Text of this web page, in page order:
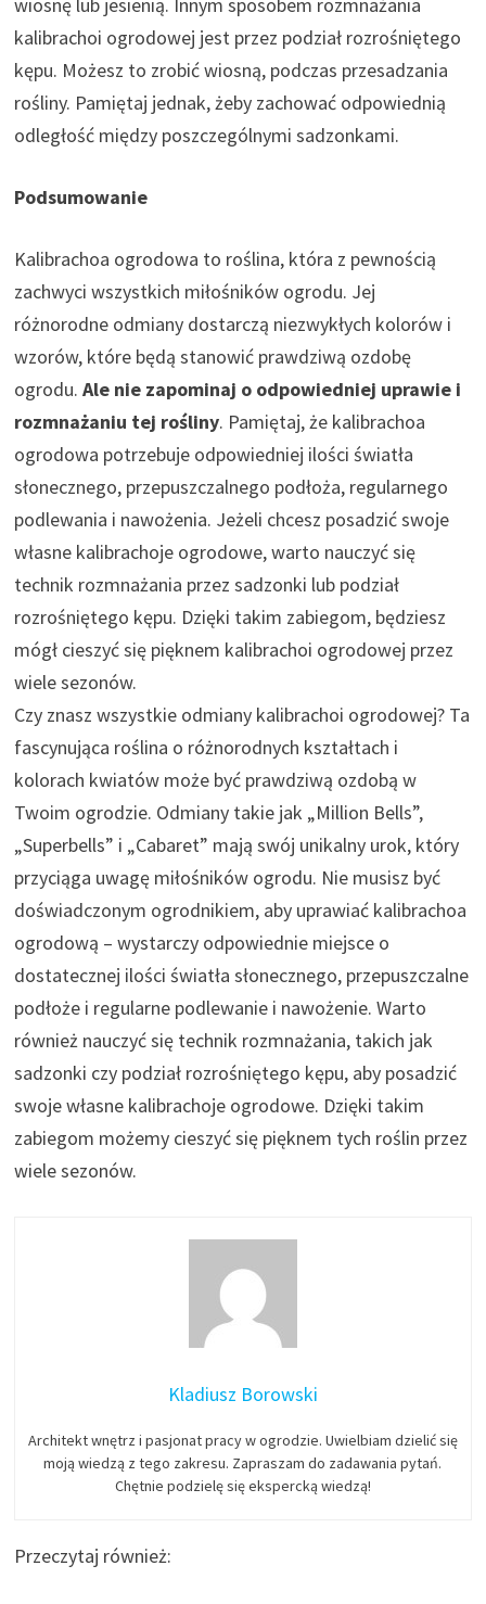
wiosnę lub jesienią. Innym sposobem rozmnażania
kalibrachoi ogrodowej jest przez podział rozrośniętego
kępu. Możesz to zrobić wiosną, podczas przesadzania
rośliny. Pamiętaj jednak, żeby zachować odpowiednią
odległość między poszczególnymi sadzonkami.
Podsumowanie
Kalibrachoa ogrodowa to roślina, która z pewnością
zachwyci wszystkich miłośników ogrodu. Jej
różnorodne odmiany dostarczą niezwykłych kolorów i
wzorów, które będą stanowić prawdziwą ozdobę
ogrodu.Ale nie zapominaj o odpowiedniej uprawie i
rozmnażaniu tej rośliny. Pamiętaj, że kalibrachoa
ogrodowa potrzebuje odpowiedniej ilości światła
słonecznego, przepuszczalnego podłoża, regularnego
podlewania i nawożenia. Jeżeli chcesz posadzić swoje
własne kalibrachoje ogrodowe, warto nauczyć się
technik rozmnażania przez sadzonki lub podział
rozrośniętego kępu. Dzięki takim zabiegom, będziesz
mógł cieszyć się pięknem kalibrachoi ogrodowej przez
wiele sezonów.
Czy znasz wszystkie odmiany kalibrachoi ogrodowej? Ta
fascynująca roślina o różnorodnych kształtach i
kolorach kwiatów może być prawdziwą ozdobą w
Twoim ogrodzie. Odmiany takie jak „Million Bells”,
„Superbells” i „Cabaret” mają swój unikalny urok, który
przyciąga uwagę miłośników ogrodu. Nie musisz być
doświadczonym ogrodnikiem, aby uprawiać kalibrachoa
ogrodową – wystarczy odpowiednie miejsce o
dostatecznej ilości światła słonecznego, przepuszczalne
podłoże i regularne podlewanie i nawożenie. Warto
również nauczyć się technik rozmnażania, takich jak
sadzonki czy podział rozrośniętego kępu, aby posadzić
swoje własne kalibrachoje ogrodowe. Dzięki takim
zabiegom możemy cieszyć się pięknem tych roślin przez
wiele sezonów.
Kladiusz Borowski
Architekt wnętrz i pasjonat pracy w ogrodzie. Uwielbiam dzielić się
moją wiedzą z tego zakresu. Zapraszam do zadawania pytań.
Chętnie podzielę się ekspercką wiedzą!
Przeczytaj również: